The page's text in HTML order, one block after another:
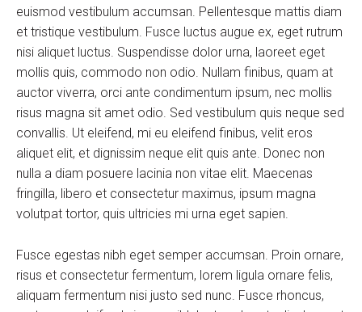
euismod vestibulum accumsan. Pellentesque mattis diam
et tristique vestibulum. Fusce luctus augue ex, eget rutrum
nisi aliquet luctus. Suspendisse dolor urna, laoreet eget
mollis quis, commodo non odio. Nullam finibus, quam at
auctor viverra, orci ante condimentum ipsum, nec mollis
risus magna sit amet odio. Sed vestibulum quis neque sed
convallis. Ut eleifend, mi eu eleifend finibus, velit eros
aliquet elit, et dignissim neque elit quis ante. Donec non
nulla a diam posuere lacinia non vitae elit. Maecenas
fringilla, libero et consectetur maximus, ipsum magna
volutpat tortor, quis ultricies mi urna eget sapien.
Fusce egestas nibh eget semper accumsan. Proin ornare,
risus et consectetur fermentum, lorem ligula ornare felis,
aliquam fermentum nisi justo sed nunc. Fusce rhoncus,